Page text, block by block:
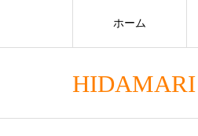
HIDAMARI
ホーム